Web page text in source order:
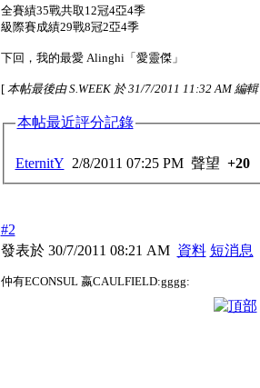
全賽績35戰共取12冠4亞4季
級際賽成績29戰8冠2亞4季
下回，我的最愛 Alinghi「愛靈傑」
[本帖最後由 S.WEEK 於 31/7/2011 11:32 AM 編輯
本帖最近評分記錄
EternitY 2/8/2011 07:25 PM聲望 +20
#2
發表於 30/7/2011 08:21 AM 資料 短消息
仲有ECONSUL 嬴CAULFIELD:gggg: